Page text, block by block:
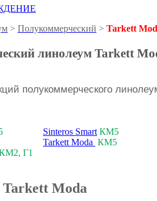
> Полукоммерческий > Tarkett
линолеум Tarkett
полукоммерческого
Г1
Sinteros Smart КМ5
Tarkett Moda КМ5
Moda